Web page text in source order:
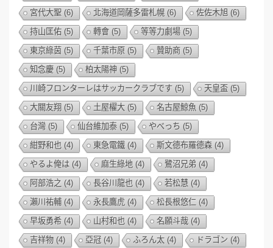
宮代大聖 (6) 北海道岡薩多雷札幌 (6) 佐佐木旭 (6)
持山匡佑 (5) 轉會 (5) 等等力劇場 (5)
東京綠茵 (5) 千葉市原 (5) 贊助商 (5)
知念慶 (5) 柏太陽神 (5)
川崎フロンターレはサッカークラブです (5) 天皇盃 (5)
大關友翔 (5) 土屋櫂大 (5) 名古屋鯨魚 (5)
台灣 (5) 仙台維加泰 (5) やべっち (5)
紺野和也 (4) 東急電鐵 (4) 斯文德布羅德森 (4)
やるよ俺は (4) 麻生綠地 (4) 鷺沼兄弟 (4)
阿部浩之 (4) 長谷川龍也 (4) 若松慧 (4)
瀨川祐輔 (4) 永長鷹虎 (4) 松長根悠仁 (4)
早坂勇希 (4) 山村和也 (4) 名願斗哉 (4)
吉祥物 (4) 亞冠 (4) ふろん太 (4) ドラゴン (4)